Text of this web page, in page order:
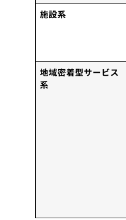
施設系
地域密着型サービス
系